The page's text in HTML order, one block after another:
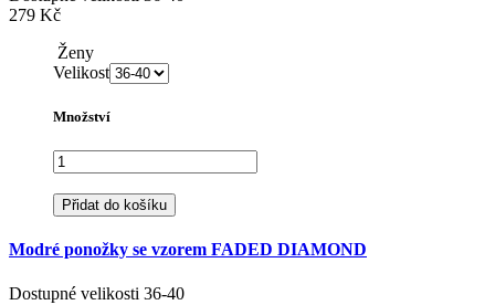
279 Kč
Ženy
Velikost
Množství
Přidat do košíku
Modré ponožky se vzorem FADED DIAMOND
Dostupné velikosti 36-40